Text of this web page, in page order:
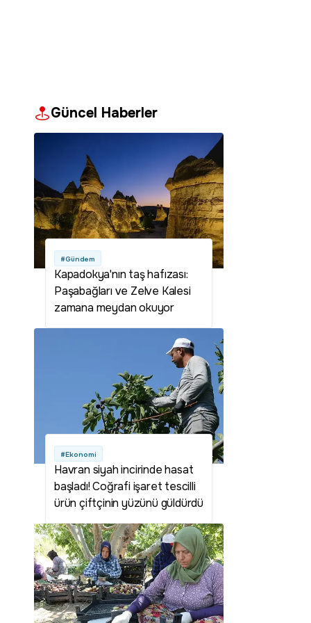
Güncel Haberler
#Gündem
Kapadokya'nın taş hafızası:
Paşabağları ve Zelve Kalesi
zamana meydan okuyor
#Ekonomi
Havran siyah incirinde hasat
başladı! Coğrafi işaret tescilli
ürün çiftçinin yüzünü güldürdü